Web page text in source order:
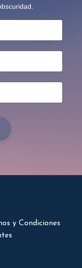
y Condiciones